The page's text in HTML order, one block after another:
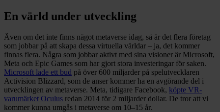
En värld under utveckling
Även om det inte finns något metaverse idag, så är det flera företag
som jobbar på att skapa dessa virtuella världar – ja, det kommer
finnas flera. Några som jobbar aktivt med sina visioner är Microsoft,
Meta och Epic Games som har gjort stora investeringar för saken.
Microsoft lade ett bud på över 600 miljarder på spelutvecklaren
Activision Blizzard, som de anser kommer ha en avgörande del i
utvecklingen av metaverse. Meta, tidigare Facebook, köpte VR-
varumärket Oculus redan 2014 för 2 miljarder dollar. De tror att vi
kommer kunna umgås i metaverse om 10–15 år.